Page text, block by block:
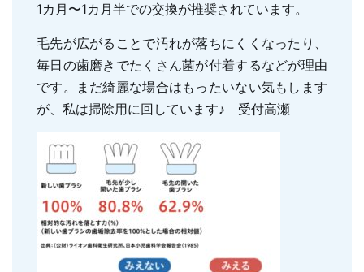
訪問口腔ケア
地図・診療時間 ブログ
1カ月〜1カ月半での交換が推奨されています。
毛先が広がることで汚れが落ちにくくなったり、
毎日の歯磨きでたくさん菌が付着するなどが理由
です。まだ綺麗な場合はもったいない気もします
が、私は掃除用に回しています♪ 受付高瀬